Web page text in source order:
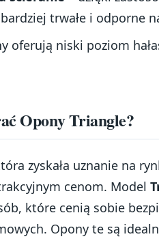
trwałe i odporne
oferują niski poziom
Opony Triangle?
zyskała uznanie na
cenom. Model
które cenią sobie
Opony te są